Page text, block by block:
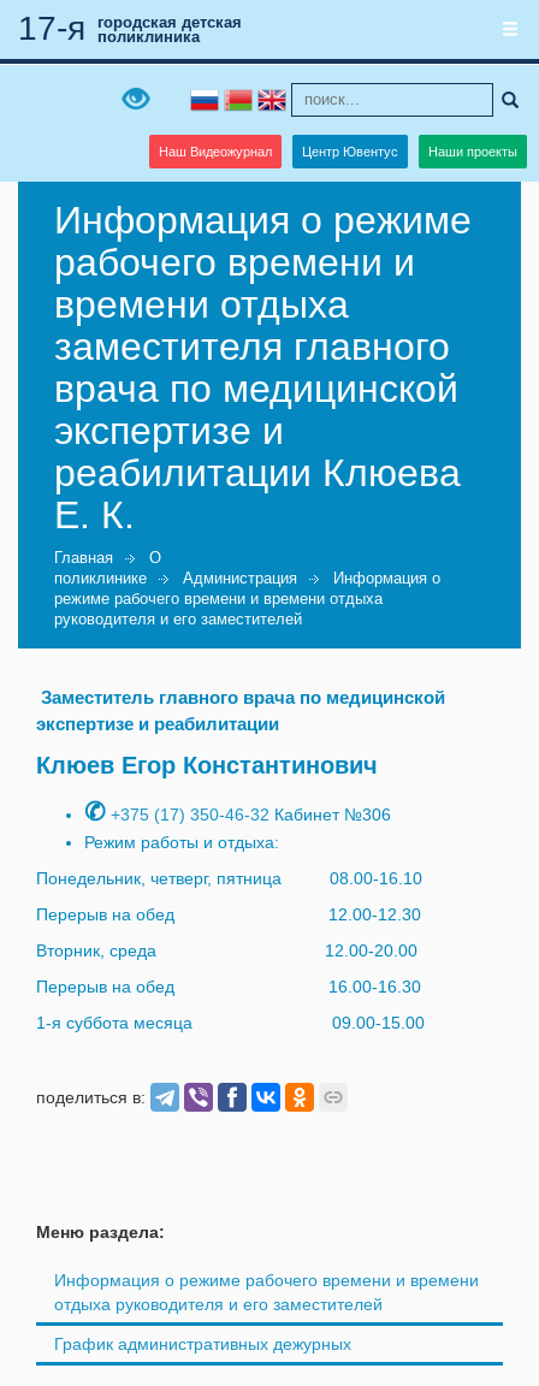
Наш Видеожурнал Центр Ювентус Наши проекты
17-я
городская детская
поликлиника
Информация о режиме
рабочего времени и
времени отдыха
заместителя главного
врача по медицинской
экспертизе и
реабилитации Клюева
Е. К.
Главная
О
поликлинике
Администрация
Информация о
режиме рабочего времени и времени отдыха
руководителя и его заместителей
Заместитель главного врача по медицинской
экспертизе и реабилитации
Клюев Егор Константинович
✆ +375 (17) 350-46-32 Кабинет №306
Режим работы и отдыха:
Понедельник, четверг, пятница 08.00-16.10
Перерыв на обед 12.00-12.30
Вторник, среда 12.00-20.00
Перерыв на обед 16.00-16.30
1-я суббота месяца 09.00-15.00
поделиться в:
Меню раздела:
Информация о режиме рабочего времени и времени
отдыха руководителя и его заместителей
График административных дежурных